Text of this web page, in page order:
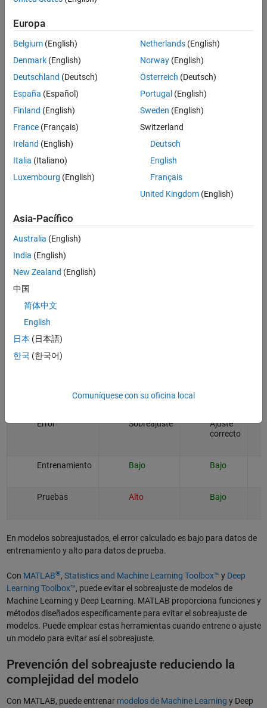
Sobreajuste y subajuste
El subajuste, contrario al sobreajuste, ocurre cuando el modelo no se
alinea bien con los datos de entrenamiento o no logra aplicar
ocurrir tanto en modelos de clasificación como de regresión. La
siguiente figura muestra cómo el límite de decisión de clasificación y
la línea de regresión siguen los datos de entrenamiento demasiado
modelo subajustado.
datos de entrenamiento mucho mejor que los modelos ajustados
correctamente.
Cuando solo se observa el error calculado de un modelo de Machine
Learning para los datos de entrenamiento, es más difícil detectar el
utilizarlo con datos de prueba.
Error Sobreajuste
Ajuste
correcto
Entrenamiento Bajo Bajo
Pruebas Alto Bajo
En modelos sobreajustados, el error calculado es bajo para datos de
entrenamiento y alto para datos de prueba.
Con MATLAB®, Statistics and Machine Learning Toolbox™ y Deep
Learning Toolbox™, puede evitar el sobreajuste de modelos de
Machine Learning y Deep Learning. MATLAB proporciona funciones y
métodos diseñados específicamente para evitar el sobreajuste de
modelos. Puede emplear estas herramientas cuando entrene o ajuste
un modelo para evitar así el sobreajuste.
Prevención del sobreajuste reduciendo la
complejidad del modelo
Con MATLAB, puede entrenar modelos de Machine Learning y Deep
Europa
Belgium (English)
Denmark (English)
Deutschland (Deutsch)
España (Español)
Finland (English)
France (Français)
Ireland (English)
Italia (Italiano)
Luxembourg (English)
Netherlands(English)
Norway(English)
Österreich (Deutsch)
Portugal (English)
Sweden (English)
Switzerland
Deutsch
English
Français
United Kingdom(English)
Asia-Pacífico
Australia (English)
India (English)
New Zealand (English)
中国
简体中文
English
日本 (日本語)
한국 (한국어)
Comuníquese con su oficina local